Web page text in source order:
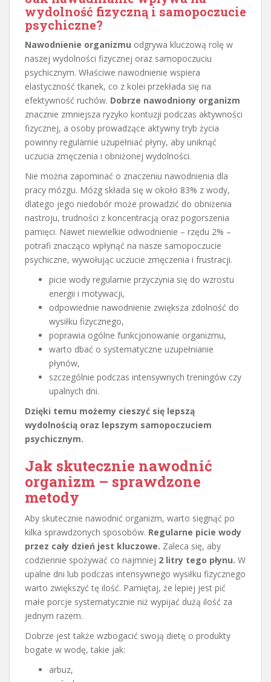
wydolność fizyczną i samopoczucie
psychiczne?
Nawodnienie organizmu odgrywa kluczową rolę w
naszej wydolności fizycznej oraz samopoczuciu
psychicznym. Właściwe nawodnienie wspiera
elastyczność tkanek, co z kolei przekłada się na
efektywność ruchów. Dobrze nawodniony organizm
znacznie zmniejsza ryzyko kontuzji podczas aktywności
fizycznej, a osoby prowadzące aktywny tryb życia
powinny regularnie uzupełniać płyny, aby uniknąć
uczucia zmęczenia i obniżonej wydolności.
Nie można zapominać o znaczeniu nawodnienia dla
pracy mózgu. Mózg składa się w około 83% z wody,
dlatego jego niedobór może prowadzić do obniżenia
nastroju, trudności z koncentracją oraz pogorszenia
pamięci. Nawet niewielkie odwodnienie – rzędu 2% –
potrafi znacząco wpłynąć na nasze samopoczucie
psychiczne, wywołując uczucie zmęczenia i frustracji.
picie wody regularnie przyczynia się do wzrostu
energii i motywacji,
odpowiednie nawodnienie zwiększa zdolność do
wysiłku fizycznego,
poprawia ogólne funkcjonowanie organizmu,
warto dbać o systematyczne uzupełnianie
płynów,
szczególnie podczas intensywnych treningów czy
upalnych dni.
Dzięki temu możemy cieszyć się lepszą
wydolnością oraz lepszym samopoczuciem
psychicznym.
Jak skutecznie nawodnić
organizm – sprawdzone
metody
Aby skutecznie nawodnić organizm, warto sięgnąć po
kilka sprawdzonych sposobów. Regularne picie wody
przez cały dzień jest kluczowe. Zaleca się, aby
codziennie spożywać co najmniej 2 litry tego płynu. W
upalne dni lub podczas intensywnego wysiłku fizycznego
warto zwiększyć tę ilość. Pamiętaj, że lepiej jest pić
małe porcje systematycznie niż wypijać dużą ilość za
jednym razem.
Dobrze jest także wzbogacić swoją dietę o produkty
bogate w wodę, takie jak:
arbuz,